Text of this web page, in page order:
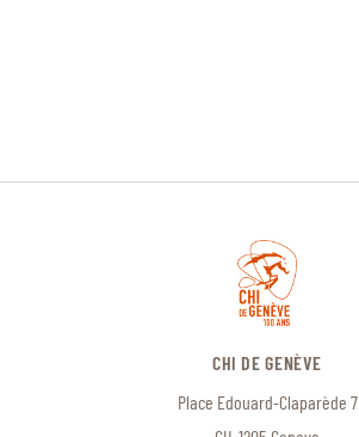
CHI DE GENÈVE
Place Edouard-Claparède 7